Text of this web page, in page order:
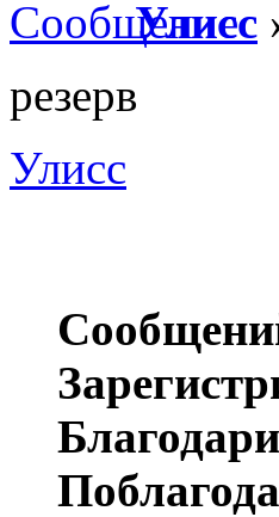
Улисс
резерв
Улисс